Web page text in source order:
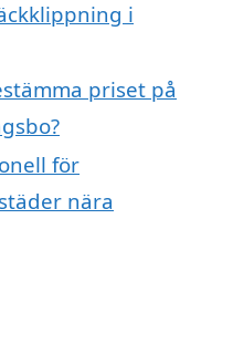
i
priset på
för
nära